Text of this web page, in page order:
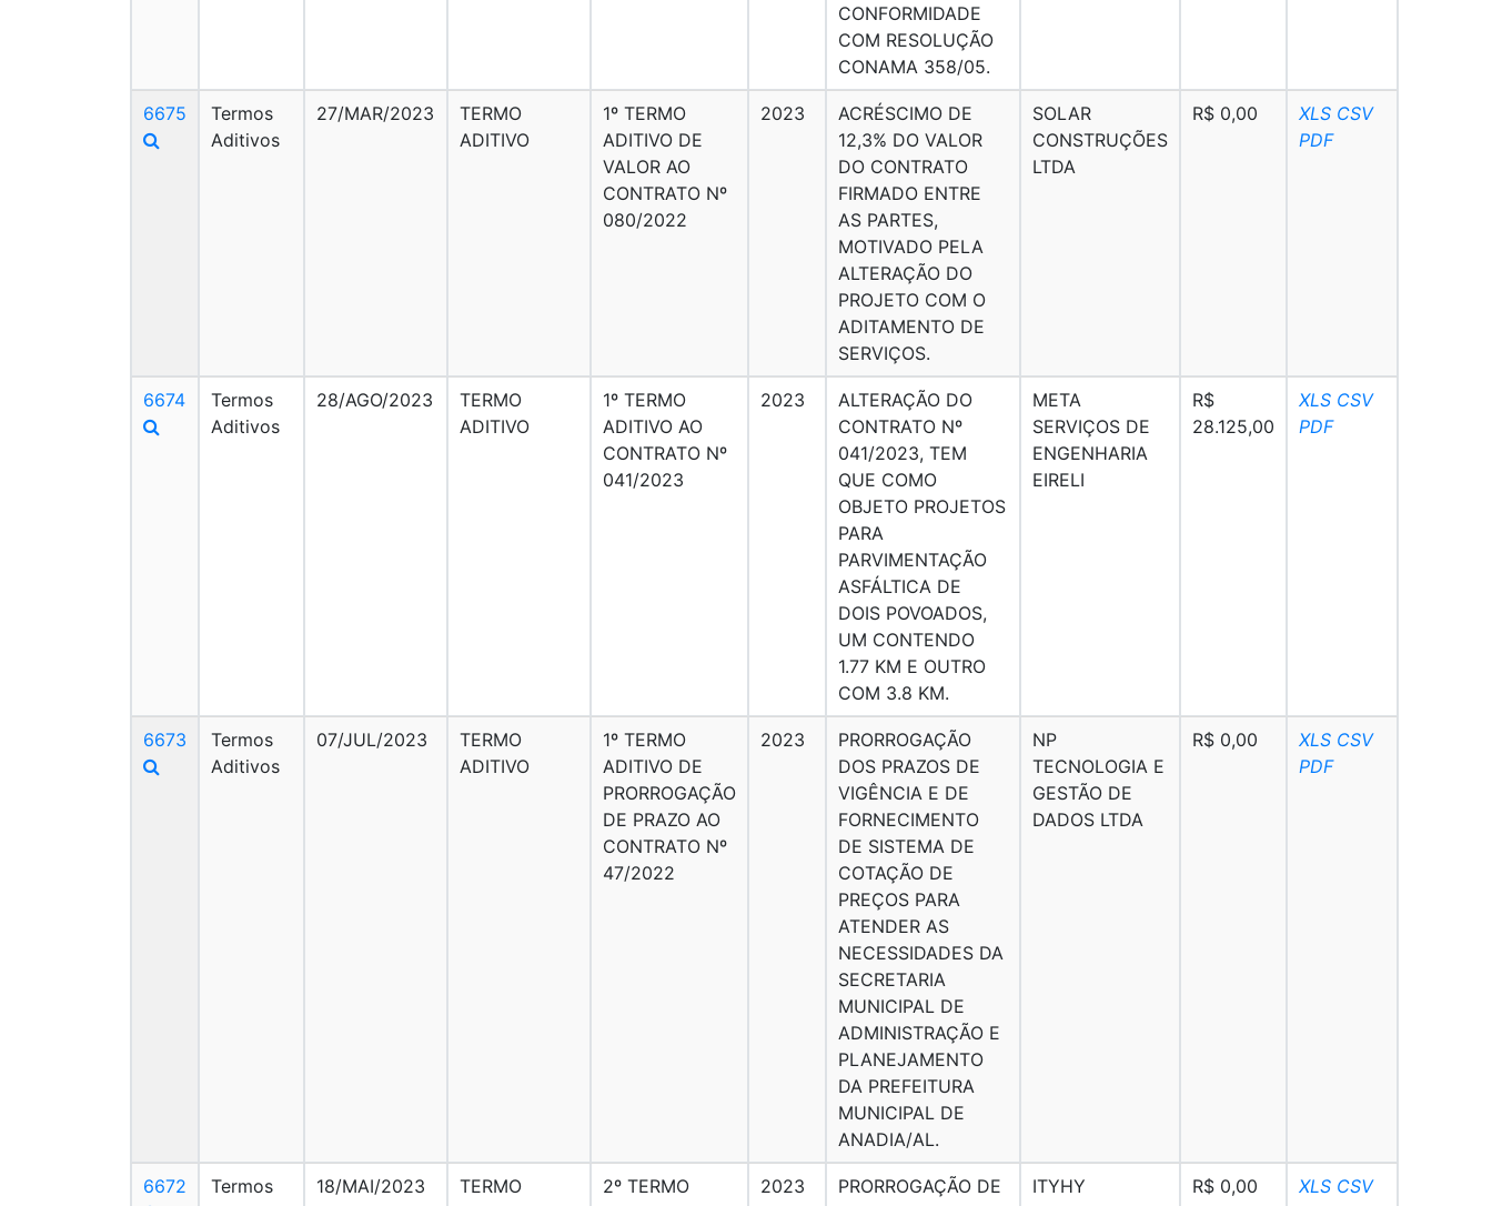
CONFORMIDADE
COM RESOLUÇÃO
CONAMA 358/05.
6675
Termos
Aditivos
27/MAR/2023
TERMO
ADITIVO
1º TERMO
ADITIVO DE
VALOR AO
CONTRATO Nº
080/2022
2023
ACRÉSCIMO DE
12,3% DO VALOR
DO CONTRATO
FIRMADO ENTRE
AS PARTES,
MOTIVADO PELA
ALTERAÇÃO DO
PROJETO COM O
ADITAMENTO DE
SERVIÇOS.
SOLAR
CONSTRUÇÕES
LTDA
R$ 0,00 XLS CSV
PDF
6674
Termos
Aditivos
28/AGO/2023
TERMO
ADITIVO
1º TERMO
ADITIVO AO
CONTRATO Nº
041/2023
2023
ALTERAÇÃO DO
CONTRATO Nº
041/2023, TEM
QUE COMO
OBJETO PROJETOS
PARA
PARVIMENTAÇÃO
ASFÁLTICA DE
DOIS POVOADOS,
UM CONTENDO
1.77 KM E OUTRO
COM 3.8 KM.
META
SERVIÇOS DE
ENGENHARIA
EIRELI
R$
28.125,00
XLS CSV
PDF
6673
Termos
Aditivos
07/JUL/2023
TERMO
ADITIVO
1º TERMO
ADITIVO DE
PRORROGAÇÃO
DE PRAZO AO
CONTRATO Nº
47/2022
2023
PRORROGAÇÃO
DOS PRAZOS DE
VIGÊNCIA E DE
FORNECIMENTO
DE SISTEMA DE
COTAÇÃO DE
PREÇOS PARA
ATENDER AS
NECESSIDADES DA
SECRETARIA
MUNICIPAL DE
ADMINISTRAÇÃO E
PLANEJAMENTO
DA PREFEITURA
MUNICIPAL DE
ANADIA/AL.
NP
TECNOLOGIA E
GESTÃO DE
DADOS LTDA
R$ 0,00 XLS CSV
PDF
6672
Termos
18/MAI/2023
TERMO
2º TERMO
2023
PRORROGAÇÃO DE
ITYHY
R$ 0,00 XLS CSV